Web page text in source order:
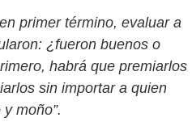
primer término, evaluar a
¿fueron buenos o
habrá que premiarlos
sin importar a quien
moño”.